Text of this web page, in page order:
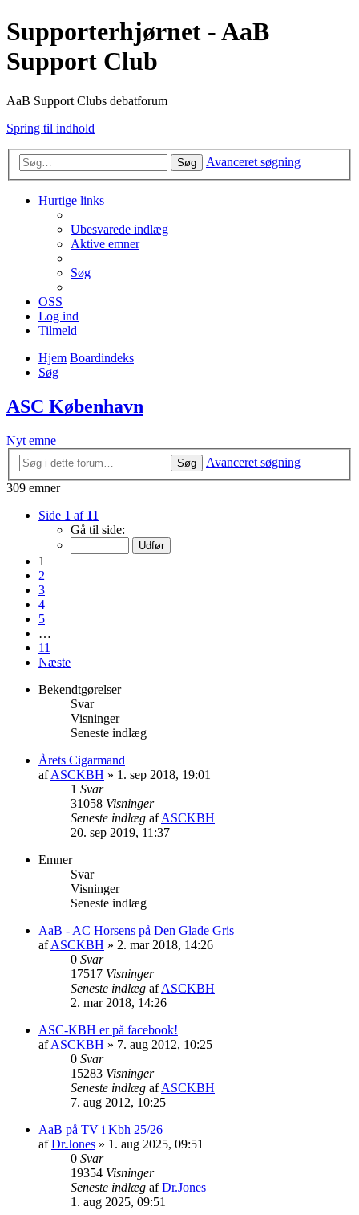
Supporterhjørnet - AaB
Support Club
AaB Support Clubs debatforum
Spring til indhold
Søg Avanceret søgning
Hurtige links
Ubesvarede indlæg
Aktive emner
Søg
OSS
Log ind
Tilmeld
Hjem Boardindeks
Søg
ASC København
Nyt emne
Søg
Avanceret søgning
309 emner
Side 1 af 11
Gå til side:
1
2
3
4
5
…
11
Næste
Bekendtgørelser
Svar
Visninger
Seneste indlæg
Årets Cigarmand
afASCKBH » 1. sep 2018, 19:01
1 Svar
31058 Visninger
Seneste indlæg afASCKBH
20. sep 2019, 11:37
Emner
Svar
Visninger
Seneste indlæg
AaB - AC Horsens på Den Glade Gris
afASCKBH » 2. mar 2018, 14:26
0 Svar
17517 Visninger
Seneste indlæg afASCKBH
2. mar 2018, 14:26
ASC-KBH er på facebook!
afASCKBH » 7. aug 2012, 10:25
0 Svar
15283 Visninger
Seneste indlæg afASCKBH
7. aug 2012, 10:25
AaB på TV i Kbh 25/26
afDr.Jones » 1. aug 2025, 09:51
0 Svar
19354 Visninger
Seneste indlæg afDr.Jones
1. aug 2025, 09:51